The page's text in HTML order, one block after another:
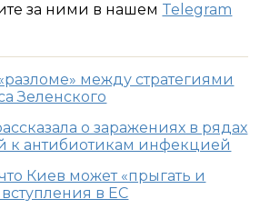
за ними в нашем Telegram
между стратегиями
Зеленского
о заражениях в рядах
к антибиотикам инфекцией
Киев может «прыгать и
в ЕС